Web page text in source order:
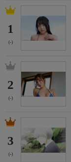
1
(-)
2
(-)
3
(-)